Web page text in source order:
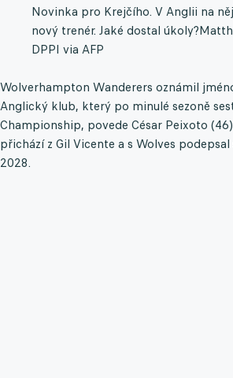
Novinka pro Krejčího. V Anglii na
nový trenér. Jaké dostal úkoly?
DPPI via AFP
Wolverhampton Wanderers oznámil
Anglický klub, který po minulé sezoně
Championship, povede César Peixoto
přichází z Gil Vicente a s Wolves
2028.